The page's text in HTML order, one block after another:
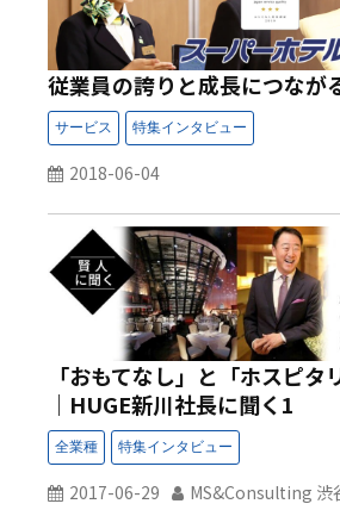
従業員の誇りと成長につなが
2018-06-04
「おもてなし」と「ホスピタ
｜HUGE新川社長に聞く1
2017-06-29 MS&Consulting 渋